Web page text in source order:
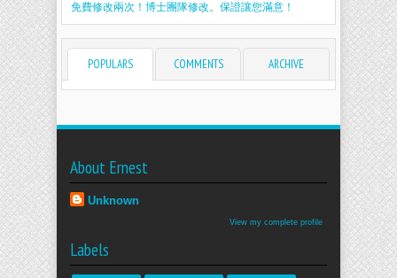
免費修改兩次！博士團隊修改。保證讓您滿意！
POPULARS COMMENTS ARCHIVE
About Ernest
Unknown
View my complete profile
Labels